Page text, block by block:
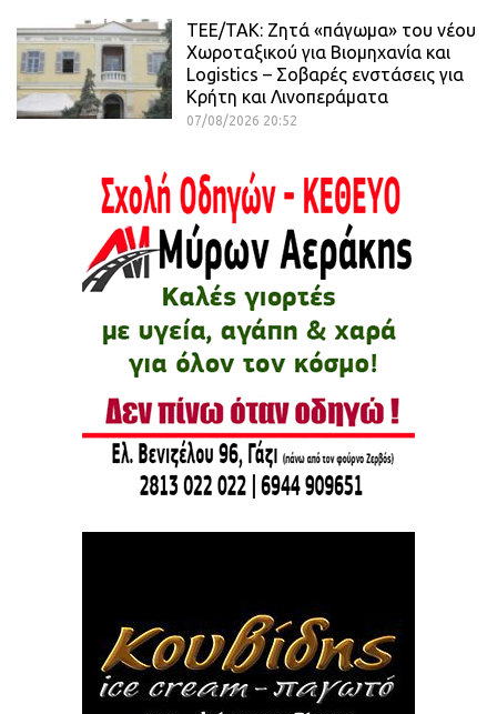
ΤΕΕ/ΤΑΚ: Ζητά «πάγωμα» του νέου
Χωροταξικού για Βιομηχανία και
Logistics – Σοβαρές ενστάσεις για
Κρήτη και Λινοπεράματα
07/08/2026 20:52